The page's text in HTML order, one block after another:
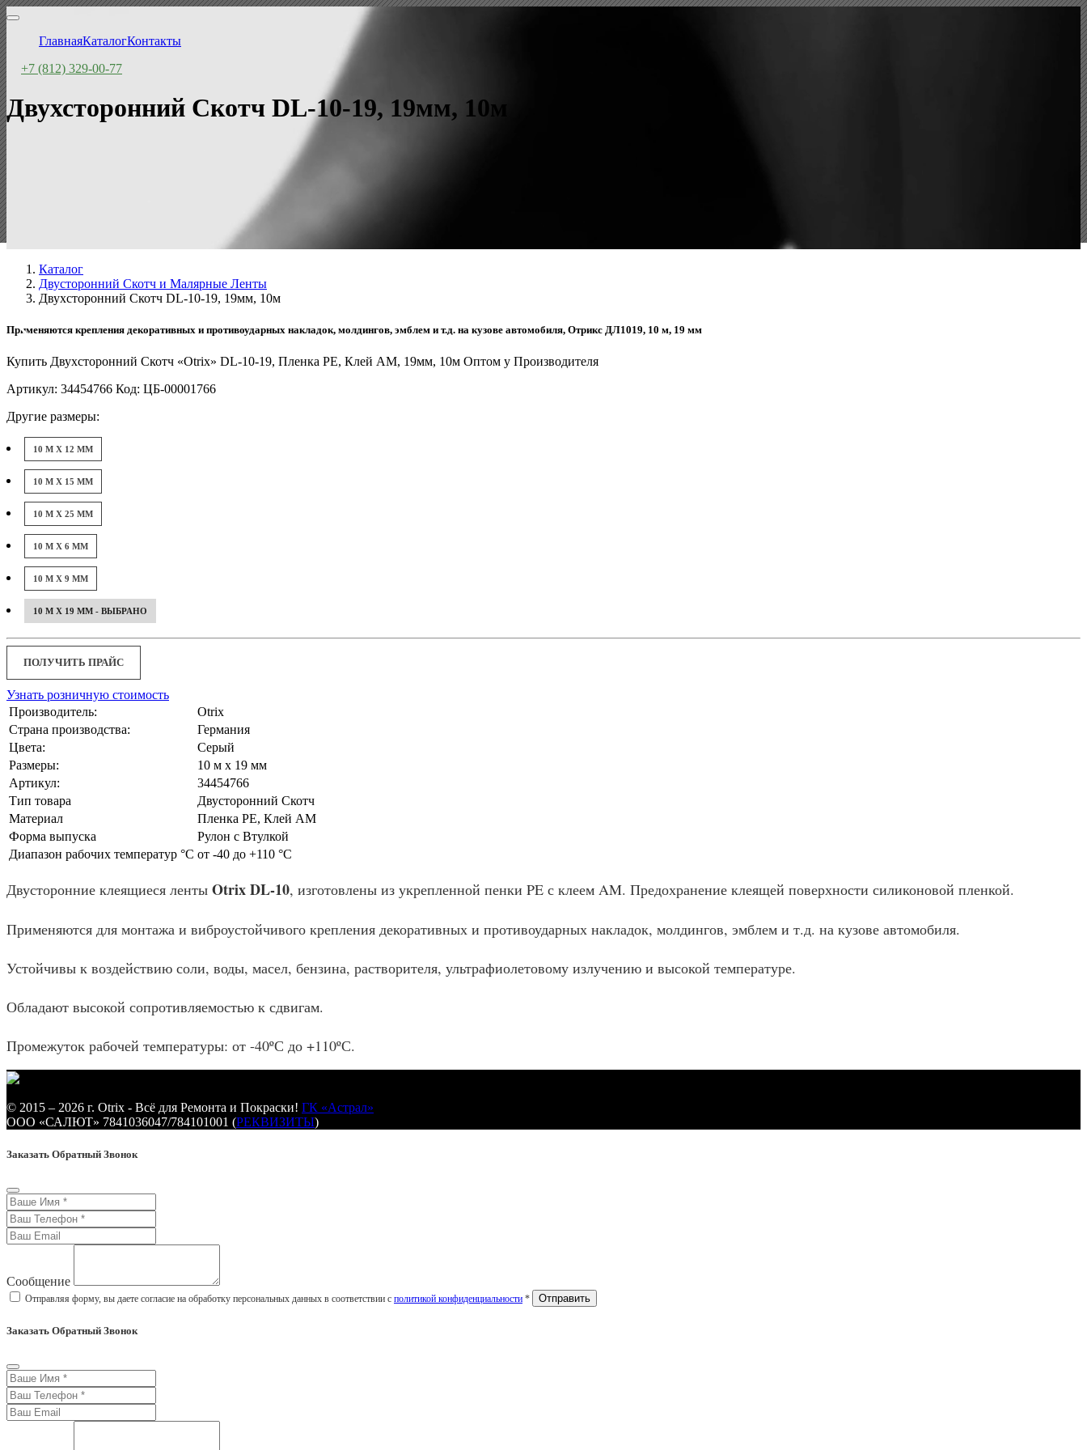
ГлавнаяКаталогКонтакты
+7 (812) 329-00-77
Двухсторонний Скотч DL-10-19, 19мм, 10м
Каталог
Двусторонний Скотч и Малярные Ленты
Двухсторонний Скотч DL-10-19, 19мм, 10м
Применяются крепления декоративных и противоударных накладок, молдингов, эмблем и т.д. на кузове автомобиля, Отрикс ДЛ1019, 10 м, 19 мм
Купить Двухсторонний Скотч «Otrix» DL-10-19, Пленка PE, Клей AM, 19мм, 10м Оптом у Производителя
Артикул: 34454766 Код: ЦБ-00001766
Другие размеры:
10 М X 12 ММ
10 М X 15 ММ
10 М X 25 ММ
10 М X 6 ММ
10 М X 9 ММ
10 М X 19 ММ - ВЫБРАНО
ПОЛУЧИТЬ ПРАЙС
Узнать розничную стоимость
Производитель:
Otrix
Страна производства:
Германия
Цвета:
Серый
Размеры:
10 м x 19 мм
Артикул:
34454766
Тип товара
Двусторонний Скотч
Материал
Пленка PE, Клей AM
Форма выпуска
Рулон с Втулкой
Диапазон рабочих температур °С от -40 до +110 °C
Двусторонние клеящиеся ленты Otrix DL-10, изготовлены из укрепленной пенки PE с клеем AM. Предохранение клеящей поверхности силиконовой пленкой.
Применяются для монтажа и виброустойчивого крепления декоративных и противоударных накладок, молдингов, эмблем и т.д. на кузове автомобиля.
Устойчивы к воздействию соли, воды, масел, бензина, растворителя, ультрафиолетовому излучению и высокой температуре.
Обладают высокой сопротивляемостью к сдвигам.
Промежуток рабочей температуры: от -40ºС до +110ºС.
© 2015 – 2026 г. Otrix - Всё для Ремонта и Покраски! ГК «Астрал»
ООО «САЛЮТ» 7841036047/784101001 (РЕКВИЗИТЫ)
Заказать Обратный Звонок
Сообщение
Отправляя форму, вы даете согласие на обработку персональных данных в соответствии с политикой конфиденциальности *
Заказать Обратный Звонок